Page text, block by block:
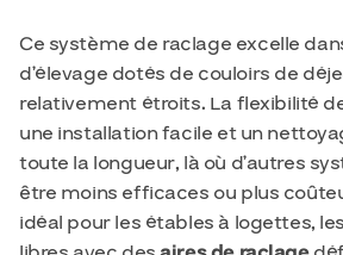
Ce système de raclage excelle
d’élevage dotés de couloirs de
relativement étroits. La flexibilité
une installation facile et un
toute la longueur, là où d’autres
être moins efficaces ou plus
idéal pour les étables à logettes,